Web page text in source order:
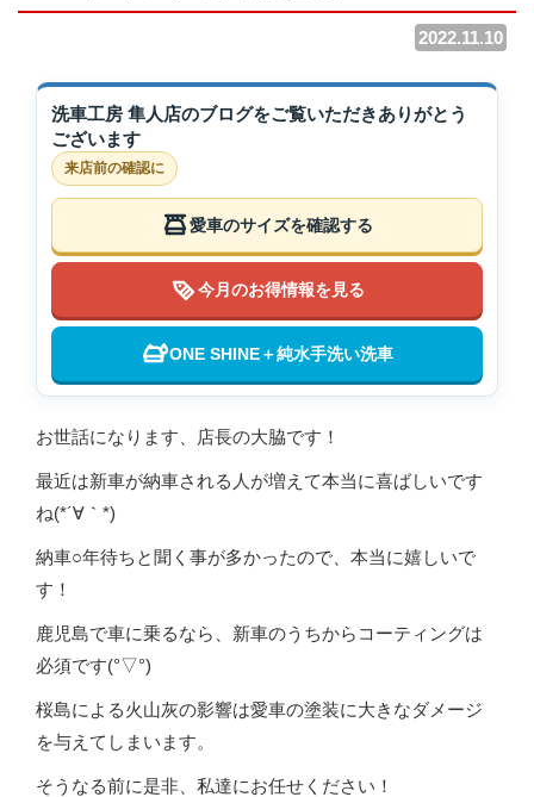
2022.11.10
洗車工房 隼人店のブログをご覧いただきありがとう
ございます
来店前の確認に
愛車のサイズを確認する
今月のお得情報を見る
ONE SHINE＋純水手洗い洗車
お世話になります、店長の大脇です！
最近は新車が納車される人が増えて本当に喜ばしいです
ね(*´∀｀*)
納車○年待ちと聞く事が多かったので、本当に嬉しいで
す！
鹿児島で車に乗るなら、新車のうちからコーティングは
必須です(°▽°)
桜島による火山灰の影響は愛車の塗装に大きなダメージ
を与えてしまいます。
そうなる前に是非、私達にお任せください！